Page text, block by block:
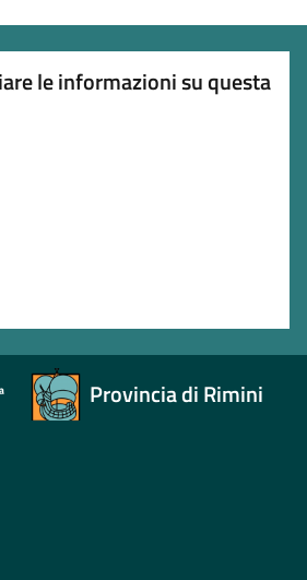
le informazioni su questa
Provincia di Rimini